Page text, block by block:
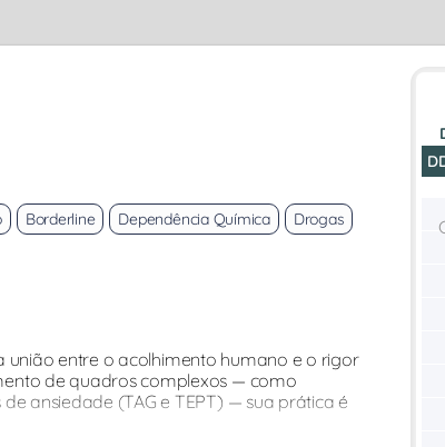
Borderline Dependência Química Drogas
união entre o acolhimento humano e o rigor
de quadros complexos — como
ansiedade (TAG e TEPT) — sua prática é